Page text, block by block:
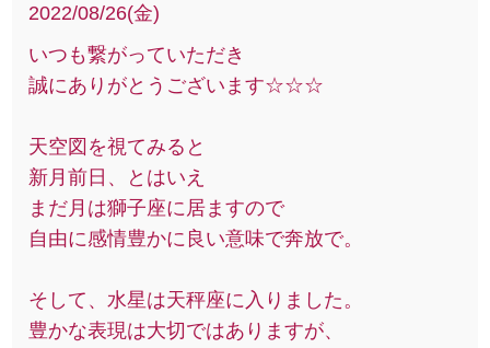
2022/08/26(金)
いつも繋がっていただき
誠にありがとうございます☆☆☆
天空図を視てみると
新月前日、とはいえ
まだ月は獅子座に居ますので
自由に感情豊かに良い意味で奔放で。
そして、水星は天秤座に入りました。
豊かな表現は大切ではありますが、